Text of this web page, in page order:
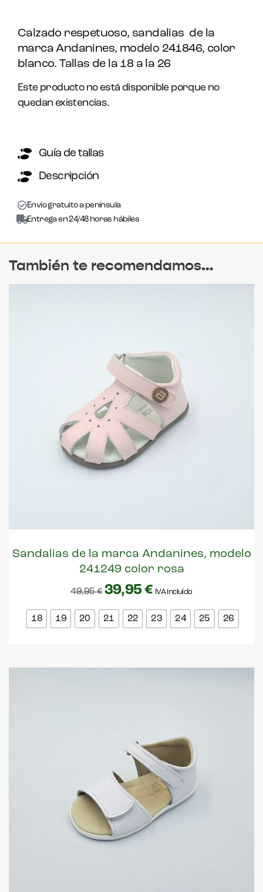
Calzado respetuoso, sandalias de la
marca Andanines, modelo 241846, color
blanco. Tallas de la 18 a la 26
Este producto no está disponible porque no
quedan existencias.
Guía de tallas
Descripción
Envío gratuito a península
Entrega en 24/48 horas hábiles
También te recomendamos…
Sandalias de la marca Andanines, modelo
241249 color rosa
49,95€ 39,95€ IVA incluído
18 19 20 21 22 23 24 25 26